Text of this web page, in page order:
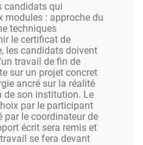
candidats qui
modules : approche du
techniques
le certificat de
les candidats doivent
travail de fin de
sur un projet concret
ancré sur la réalité
de son institution. Le
par le participant
par le coordinateur de
écrit sera remis et
se fera devant